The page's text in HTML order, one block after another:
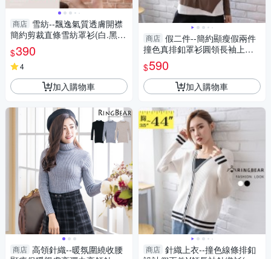
商店 雪紡--飄逸氣質透膚開襟
簡約剪裁直條雪紡罩衫(白.黑.
粉XL-4L)-J214眼圈熊中大尺碼
$390
4
加入購物車
商店 高領針織--暖氛圍繞收腰
商店 假二件--簡約顯瘦假兩件
撞色真排釦罩衫圓領長袖上衣
(咖L-3L)-X567眼圈熊中大尺碼
$590
加入購物車
商店 針織上衣--撞色線條排釦